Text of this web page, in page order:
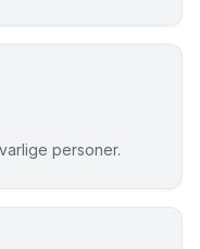
personer.